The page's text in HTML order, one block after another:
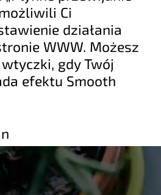
Ci
działania
WWW. Możesz
gdy Twój
efektu Smooth